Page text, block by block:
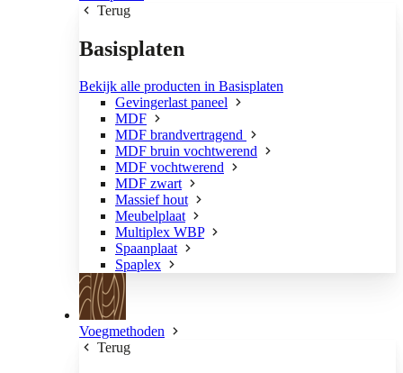
Terug
Basisplaten
Bekijk alle producten in Basisplaten
Gevingerlast paneel
MDF
MDF brandvertragend
MDF bruin vochtwerend
MDF vochtwerend
MDF zwart
Massief hout
Meubelplaat
Multiplex WBP
Spaanplaat
Spaplex
Voegmethoden
Terug